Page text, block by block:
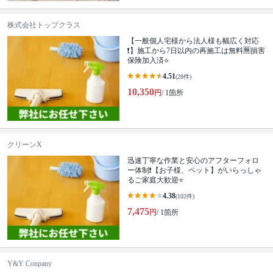
株式会社トップクラス
【一般個人宅様から法人様も幅広く対応
❗️】施工から7日以内の再施工は無料🈚️損害
保険加入済⭐️
4.51(28件)
10,350円/ 1箇所
クリーンX
迅速丁寧な作業と安心のアフターフォロ
ー体制❗️【お子様、ペット】がいらっしゃ
るご家庭大歓迎⭐️
4.38(102件)
7,475円/ 1箇所
Y&Y Conpany